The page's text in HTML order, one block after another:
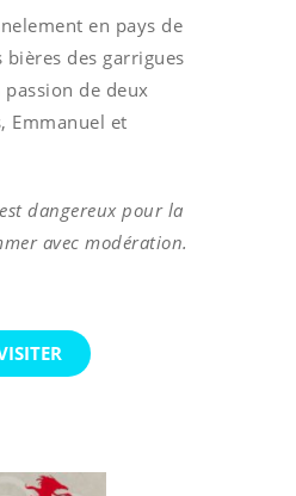
en pays de
bières des garrigues
de deux
Emmanuel et
est dangereux pour la
avec modération.